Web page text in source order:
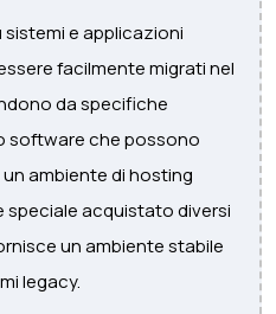
e applicazioni
facilmente migrati nel
da specifiche
software che possono
ambiente di hosting
acquistato diversi
un ambiente stabile
legacy.